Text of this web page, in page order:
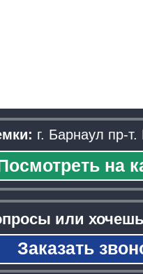
сдать
звонок
на карте